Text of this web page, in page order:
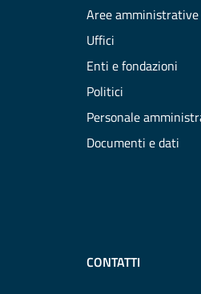
Aree amministrative
Uffici
Enti e fondazioni
Politici
Personale
Documenti e dati
CONTATTI